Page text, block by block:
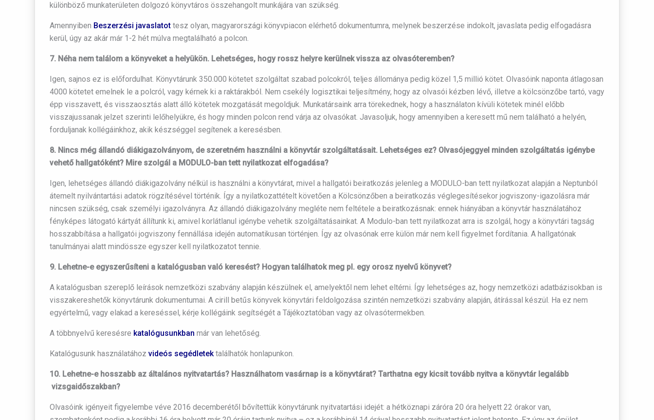
különböző munkaterületen dolgozó könyvtáros összehangolt munkájára van szükség.
Amennyiben Beszerzési javaslatot tesz olyan, magyarországi könyvpiacon elérhető dokumentumra, melynek beszerzése indokolt, javaslata pedig elfogadásra
kerül, úgy az akár már 1-2 hét múlva megtalálható a polcon.
7. Néha nem találom a könyveket a helyükön. Lehetséges, hogy rossz helyre kerülnek vissza az olvasóteremben?
Igen, sajnos ez is előfordulhat. Könyvtárunk 350.000 kötetet szolgáltat szabad polcokról, teljes állománya pedig közel 1,5 millió kötet. Olvasóink naponta átlagosan
4000 kötetet emelnek le a polcról, vagy kérnek ki a raktárakból. Nem csekély logisztikai teljesítmény, hogy az olvasói kézben lévő, illetve a kölcsönzőbe tartó, vagy
épp visszavett, és visszaosztás alatt álló kötetek mozgatását megoldjuk. Munkatársaink arra törekednek, hogy a használaton kívüli kötetek minél előbb
visszajussanak jelzet szerinti lelőhelyükre, és hogy minden polcon rend várja az olvasókat. Javasoljuk, hogy amennyiben a keresett mű nem található a helyén,
forduljanak kollégáinkhoz, akik készséggel segítenek a keresésben.
8. Nincs még állandó diákigazolványom, de szeretném használni a könyvtár szolgáltatásait. Lehetséges ez? Olvasójeggyel minden szolgáltatás igénybe
vehető hallgatóként? Mire szolgál a MODULO-ban tett nyilatkozat elfogadása?
Igen, lehetséges állandó diákigazolvány nélkül is használni a könyvtárat, mivel a hallgatói beiratkozás jelenleg a MODULO-ban tett nyilatkozat alapján a Neptunból
átemelt nyilvántartási adatok rögzítésével történik. Így a nyilatkozattételt követően a Kölcsönzőben a beiratkozás véglegesítésekor jogviszony-igazolásra már
nincsen szükség, csak személyi igazolványra. Az állandó diákigazolvány megléte nem feltétele a beiratkozásnak: ennek hiányában a könyvtár használatához
fényképes látogató kártyát állítunk ki, amivel korlátlanul igénybe vehetik szolgáltatásainkat. A Modulo-ban tett nyilatkozat arra is szolgál, hogy a könyvtári tagság
hosszabbítása a hallgatói jogviszony fennállása idején automatikusan történjen. Így az olvasónak erre külön már nem kell figyelmet fordítania. A hallgatónak
tanulmányai alatt mindössze egyszer kell nyilatkozatot tennie.
9. Lehetne-e egyszerűsíteni a katalógusban való keresést? Hogyan találhatok meg pl. egy orosz nyelvű könyvet?
A katalógusban szereplő leírások nemzetközi szabvány alapján készülnek el, amelyektől nem lehet eltérni. Így lehetséges az, hogy nemzetközi adatbázisokban is
visszakereshetők könyvtárunk dokumentumai. A cirill betűs könyvek könyvtári feldolgozása szintén nemzetközi szabvány alapján, átírással készül. Ha ez nem
egyértelmű, vagy elakad a kereséssel, kérje kollégáink segítségét a Tájékoztatóban vagy az olvasótermekben.
A többnyelvű keresésre katalógusunkban már van lehetőség.
Katalógusunk használatához videós segédletektalálhatók honlapunkon.
10. Lehetne-e hosszabb az általános nyitvatartás? Használhatom vasárnap is a könyvtárat? Tarthatna egy kicsit tovább nyitva a könyvtár legalább
vizsgaidőszakban?
Olvasóink igényeit figyelembe véve 2016 decemberétől bővítettük könyvtárunk nyitvatartási idejét: a hétköznapi záróra 20 óra helyett 22 órakor van,